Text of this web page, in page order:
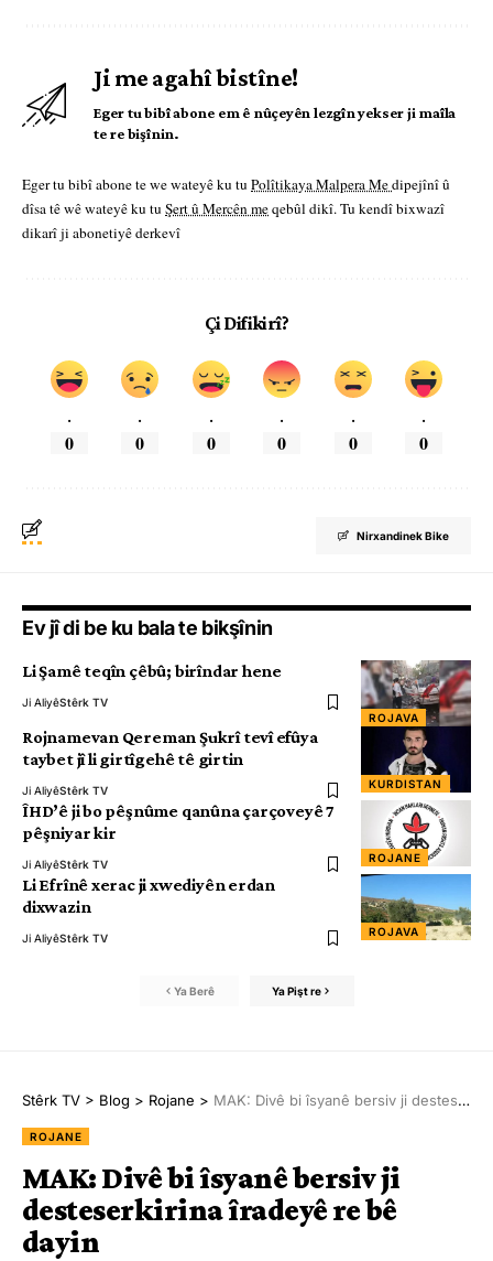
Ji me agahî bistîne!
Eger tu bibî abone em ê nûçeyên lezgîn yekser ji maîla
te re bişînin.
Eger tu bibî abone te we wateyê ku tu Polîtikaya Malpera Medipejînî û
dîsa tê wê wateyê ku tu Şert û Mercên meqebûl dikî. Tu kendî bixwazî
dikarî ji abonetiyê derkevî
Çi Difikirî?
.
0
.
0
.
0
.
0
.
0
.
0
Nirxandinek Bike
Ev jî di be ku bala te bikşînin
ROJAVA
Li Şamê teqîn çêbû; birîndar hene
Ji AliyêStêrk TV
KURDISTAN
Rojnamevan Qereman Şukrî tevî efûya
taybet jî li girtîgehê tê girtin
Ji AliyêStêrk TV
ROJANE
ÎHD’ê ji bo pêşnûme qanûna çarçoveyê 7
pêşniyar kir
Ji AliyêStêrk TV
ROJAVA
Li Efrînê xerac ji xwediyên erdan
dixwazin
Ji AliyêStêrk TV
Ya Berê Ya Pişt re
Stêrk TV > Blog > Rojane > MAK: Divê bi îsyanê bersiv ji desteserkirina îradeyê re bê dayin
ROJANE
MAK: Divê bi îsyanê bersiv ji
desteserkirina îradeyê re bê
dayin